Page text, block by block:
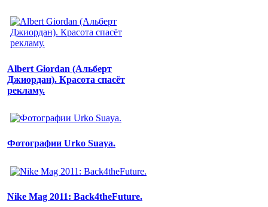
Albert Giordan (Альберт
Джиордан). Красота спасёт
рекламу.
Фотографии Urko Suaya.
Nike Mag 2011: Back4theFuture.